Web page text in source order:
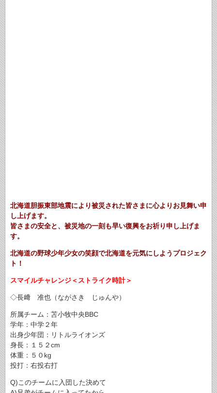
北海道胆振東部地震により被災された皆さまに心よりお見舞い申
し上げます。
皆さまの安全と、被災地の一刻も早い復興をお祈り申し上げま
す。
北海道の野球少年少女の笑顔で北海道を元気にしようプロジェク
ト！
スマイルチャレンジ＜ストライク時計＞
◇長﨑 准也（ながさき じゅんや）
所属チーム：苫小牧中央BBC
学年：中学２年
出身少年団：リトルライオンズ
身長：１５２cm
体重：５０kg
投打：右投右打
Q)このチームに入団した決めて